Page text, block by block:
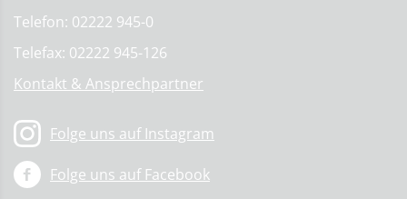
Telefon: 02222 945-0
Telefax: 02222 945-126
Kontakt & Ansprechpartner
Folge uns auf Instagram
Folge uns auf Facebook